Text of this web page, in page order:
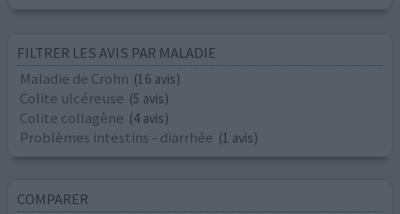
FILTRER LES AVIS PAR MALADIE
Maladie de Crohn (16 avis)
Colite ulcéreuse (5 avis)
Colite collagène (4 avis)
Problèmes intestins - diarrhée (1 avis)
COMPARER